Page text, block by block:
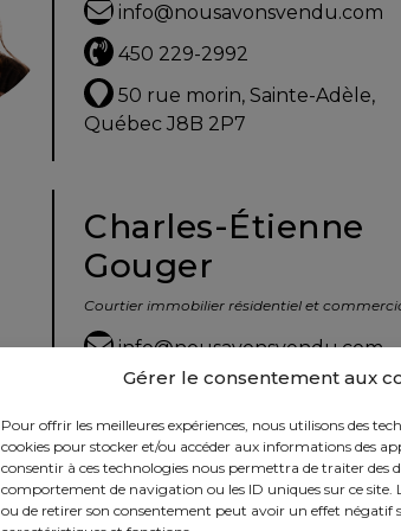
Gérer le consentement aux
Pour offrir les meilleures expériences, nous utilisons des
cookies pour stocker et/ou accéder aux informations des
consentir à ces technologies nous permettra de traiter des
comportement de navigation ou les ID uniques sur ce site.
ou de retirer son consentement peut avoir un effet négatif
info@nousavonsvendu.com
450 229-2992
50 rue morin, Sainte-Adèle,
Québec J8B 2P7
Charles-Étienne
Gouger
Courtier immobilier résidentiel et
info@nousavonsvendu.com
450 229-2992
50 rue morin, Sainte-Adèle,
Québec J8B 2P7